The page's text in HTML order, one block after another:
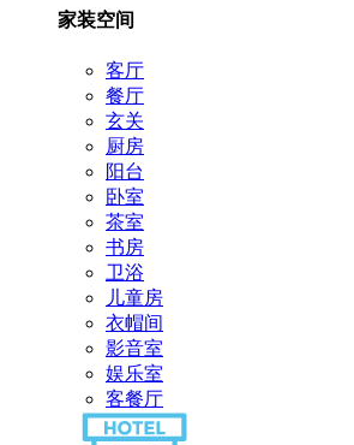
家装空间
客厅
餐厅
玄关
厨房
阳台
卧室
茶室
书房
卫浴
儿童房
衣帽间
影音室
娱乐室
客餐厅